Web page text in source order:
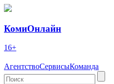
КомиОнлайн
16+
АгентствоСервисыКоманда